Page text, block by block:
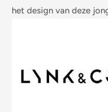
het design van deze